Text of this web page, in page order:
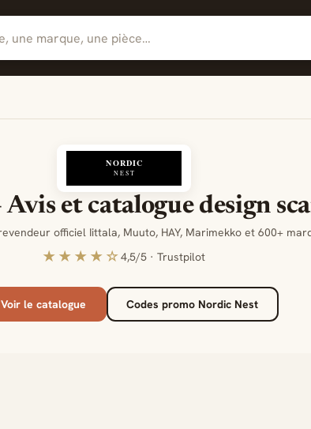
et catalogue design
officiel Iittala, Muuto, HAY, Marimekko et 600+
★★★★☆4,5/5 · Trustpilot
Voir le catalogue Codes promo Nordic Nest